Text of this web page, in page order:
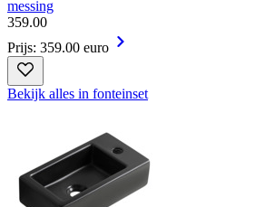
messing
359.00
Prijs: 359.00 euro
Bekijk alles in fonteinset